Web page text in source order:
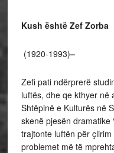
Kush është Zef Zorba
(1920-1993)–
Zefi pati ndërprerë
luftës, dhe qe kthyer në
Shtëpinë e Kulturës në
skenë pjesën dramatike
trajtonte luftën për
problemet më të